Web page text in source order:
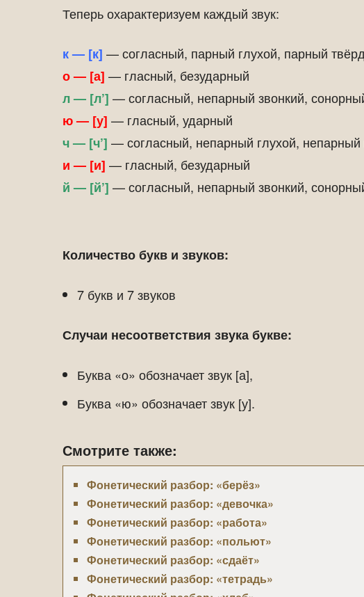
Теперь охарактеризуем каждый звук:
к — [к] — согласный, парный глухой, парный
о — [а] — гласный, безударный
л — [л’] — согласный, непарный звонкий,
ю — [у] — гласный, ударный
ч — [ч’] — согласный, непарный глухой,
и — [и] — гласный, безударный
й — [й’] — согласный, непарный звонкий,
Количество букв и звуков:
7 букв и 7 звуков
Случаи несоответствия звука букве:
Буква «о» обозначает звук [а],
Буква «ю» обозначает звук [у].
Смотрите также:
Фонетический разбор: «берёз»
Фонетический разбор: «девочка»
Фонетический разбор: «работа»
Фонетический разбор: «польют»
Фонетический разбор: «сдаёт»
Фонетический разбор: «тетрадь»